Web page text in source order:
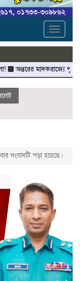
Toggle
মাদকরাজ্যে পুলিশের
সংবাদটি পড়া হয়েছে।